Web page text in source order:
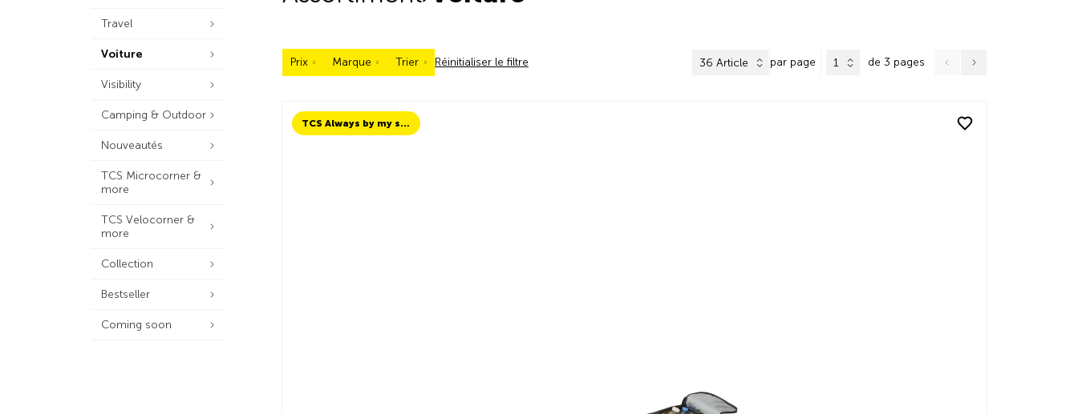
Travel
Voiture
Visibility
Camping & Outdoor
Nouveautés
TCS Microcorner &
more
TCS Velocorner &
more
Collection
Bestseller
Coming soon
Prix Marque Trier Réinitialiser le filtre 36 Article par page 1 de 3 pages
TCS Always by my side